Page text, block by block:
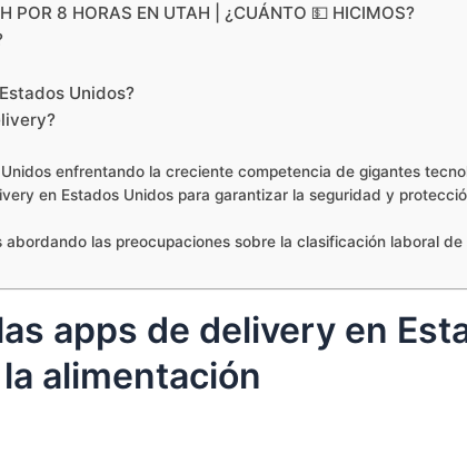
POR 8 HORAS EN UTAH | ¿CUÁNTO 💵 HICIMOS?
Unidos?
enfrentando la creciente competencia de gigantes
en Estados Unidos para garantizar la seguridad y
las preocupaciones sobre la clasificación laboral
apps de delivery en
alimentación